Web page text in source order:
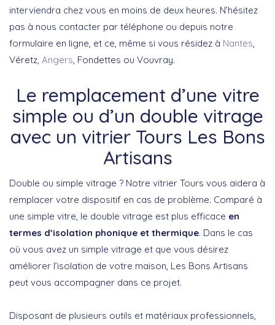
interviendra chez vous en moins de deux heures. N’hésitez
pas à nous contacter par téléphone ou depuis notre
formulaire en ligne, et ce, même si vous résidez à Nantes
Véretz, Angers , Fondettes ou Vouvray.
Le remplacement d’une vitre
simple ou d’un double vitrage
avec un vitrier Tours Les Bons
Artisans
Double ou simple vitrage ? Notre vitrier Tours vous aidera à
remplacer votre dispositif en cas de problème. Comparé à
une simple vitre, le double vitrage est plus efficace en
termes d’isolation phonique et thermique. Dans le cas
où vous avez un simple vitrage et que vous désirez
améliorer l’isolation de votre maison, Les Bons Artisans
peut vous accompagner dans ce projet.
Disposant de plusieurs outils et matériaux professionnels,